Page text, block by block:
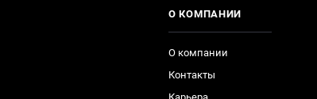
О КОМПАНИИ
О компании
Контакты